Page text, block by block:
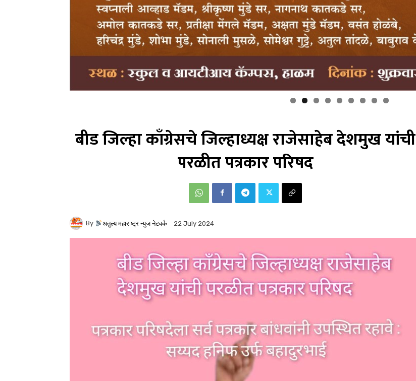
बीड जिल्हा काँग्रेसचे जिल्हाध्यक्ष राजेसाहेब देशमुख यांची
परळीत पत्रकार परिषद
By अतुल्य महाराष्ट्र न्युज नेटवर्क 22 July 2024